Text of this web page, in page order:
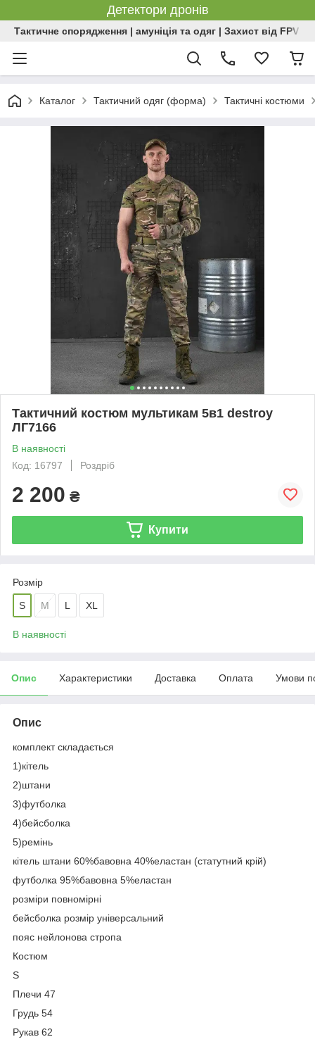
Детектори дронів
Тактичне спорядження | амуніція та одяг | Захист від FPV |
Каталог Тактичний одяг (форма) Тактичні костюми
Тактичний костюм мультикам 5в1 destroy
ЛГ7166
В наявності
Код: 16797
Роздріб
2 200 ₴
Купити
Розмір
S M L XL
В наявності
Опис Характеристики Доставка Оплата Умови
Опис
комплект складається
1)кітель
2)штани
3)футболка
4)бейсболка
5)ремінь
кітель штани 60%бавовна 40%еластан (статутний крій)
футболка 95%бавовна 5%еластан
розміри повномірні
бейсболка розмір універсальний
пояс нейлонова стропа
Костюм
S
Плечи 47
Грудь 54
Рукав 62